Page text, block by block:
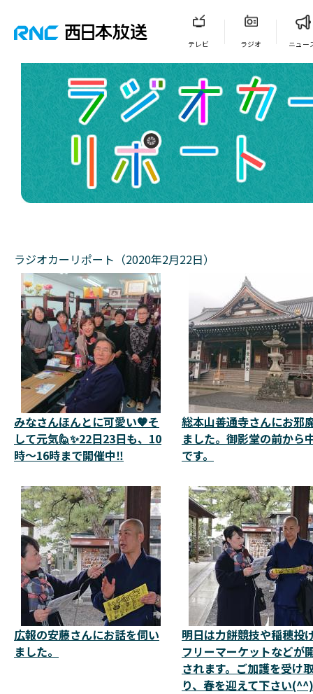
テレビ ラジオ ニュー
ラジオカーリポート（2020年2月22日）
みなさんほんとに可愛い🧡そ
して元気🙋✨22日23日も、10
時～16時まで開催中‼️
総本山善通寺さんにお邪
ました。御影堂の前から
です。
広報の安藤さんにお話を伺い
ました。
明日は力餅競技や稲穂投
フリーマーケットなどが
されます。ご加護を受け
り、春を迎えて下さい(^^)